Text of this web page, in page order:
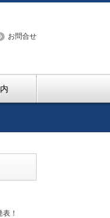
お問合せ
！